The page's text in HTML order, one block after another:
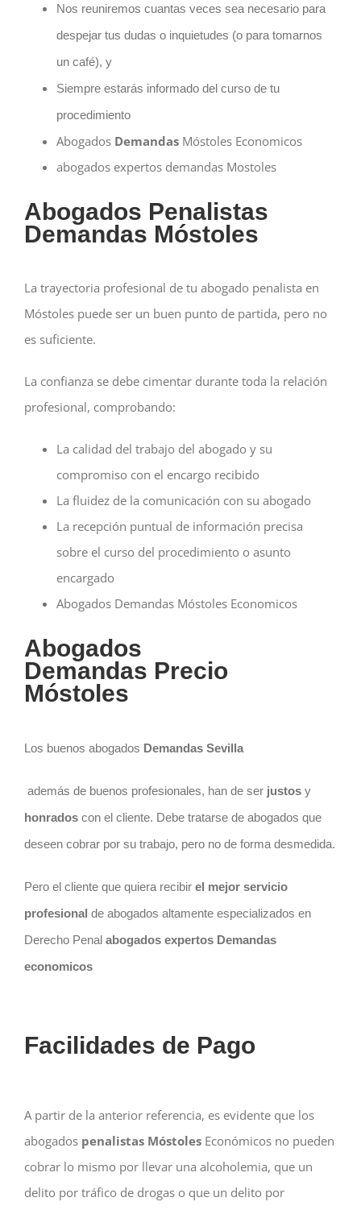
Nos reuniremos cuantas veces sea necesario para
despejar tus dudas o inquietudes (o para tomarnos
un café), y
Siempre estarás informado del curso de tu
procedimiento
AbogadosDemandasMóstoles Economicos
abogados expertos demandas Mostoles
Abogados Penalistas
Demandas Móstoles
La trayectoria profesional de tu abogado penalista en
Móstoles puede ser un buen punto de partida, pero no
es suficiente.
La confianza se debe cimentar durante toda la relación
profesional, comprobando:
La calidad del trabajo del abogado y su
compromiso con el encargo recibido
La fluidez de la comunicación con su abogado
La recepción puntual de información precisa
sobre el curso del procedimiento o asunto
encargado
Abogados Demandas Móstoles Economicos
Abogados
Demandas Precio
Móstoles
Los buenos abogados Demandas Sevilla
además de buenos profesionales, han de ser justosy
honradoscon el cliente. Debe tratarse de abogados que
deseen cobrar por su trabajo, pero no de forma desmedida.
Pero el cliente que quiera recibir el mejor servicio
profesional de abogados altamente especializados en
Derecho Penalabogados expertos Demandas
economicos
Facilidades de Pago
A partir de la anterior referencia, es evidente que los
abogadospenalistas MóstolesEconómicos no pueden
cobrar lo mismo por llevar una alcoholemia, que un
delito por tráfico de drogas o que un delito por